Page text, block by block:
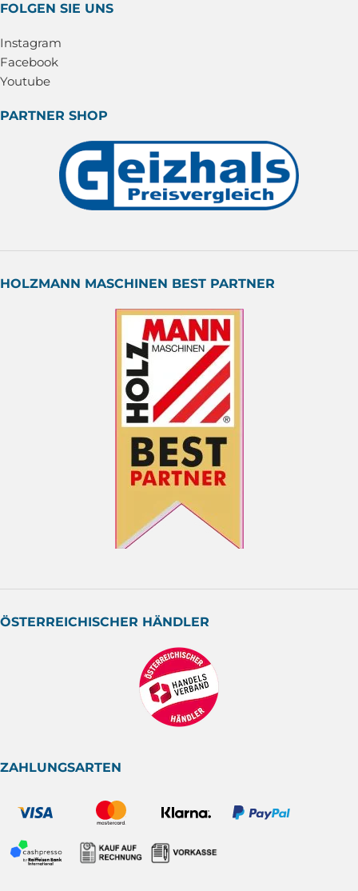
FOLGEN SIE UNS
Instagram
Facebook
Youtube
PARTNER SHOP
HOLZMANN MASCHINEN BEST PARTNER
ÖSTERREICHISCHER HÄNDLER
ZAHLUNGSARTEN